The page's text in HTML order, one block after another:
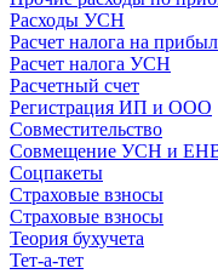
Расходы УСН
Расчет налога на
Расчет налога УСН
Расчетный счет
Регистрация ИП и ООО
Совместительство
Совмещение УСН и
Соцпакеты
Страховые взносы
Страховые взносы
Теория бухучета
Тет-а-тет